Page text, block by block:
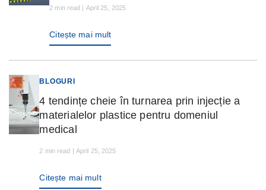
2 min read | April 25, 2025
Citește mai mult
BLOGURI
4 tendințe cheie în turnarea prin injecție a
materialelor plastice pentru domeniul
medical
2 min read | April 25, 2025
Citește mai mult